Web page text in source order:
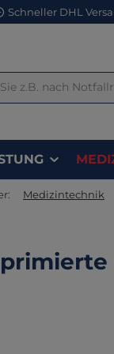
Schneller DHL
Medizintechnik